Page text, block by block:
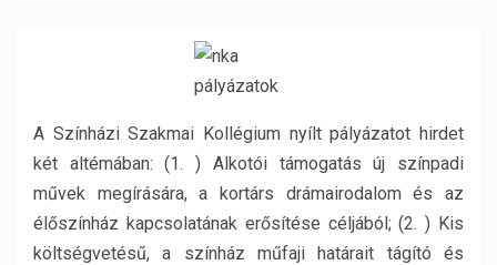
A Színházi Szakmai Kollégium nyílt pályázatot hirdet
két altémában: (1. ) Alkotói támogatás új színpadi
művek megírására, a kortárs drámairodalom és az
élőszínház kapcsolatának erősítése céljából; (2. ) Kis
költségvetésű, a színház műfaji határait tágító és